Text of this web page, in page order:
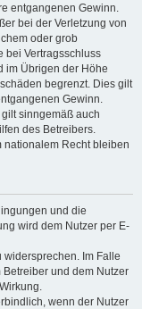
entgangenen Gewinn.
bei der Verletzung von
oder grob
bei Vertragsschluss
im Übrigen der Höhe
begrenzt. Dies gilt
Gewinn.
sinngemäß auch
des Betreibers.
nationalem Recht bleiben
und die
wird dem Nutzer per E-
widersprechen. Im Falle
und dem Nutzer
wenn der Nutzer